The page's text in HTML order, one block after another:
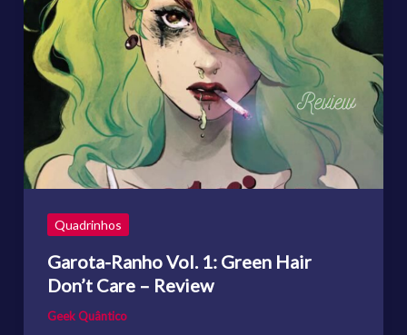
Quadrinhos
Garota-Ranho Vol. 1: Green Hair
Don’t Care – Review
Geek Quântico